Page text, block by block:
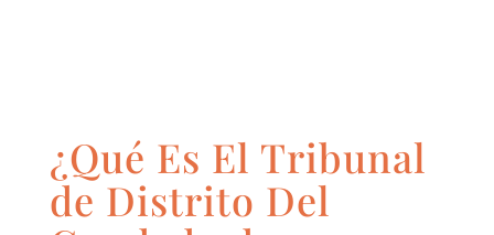
¿Qué Es El Tribunal
de Distrito Del